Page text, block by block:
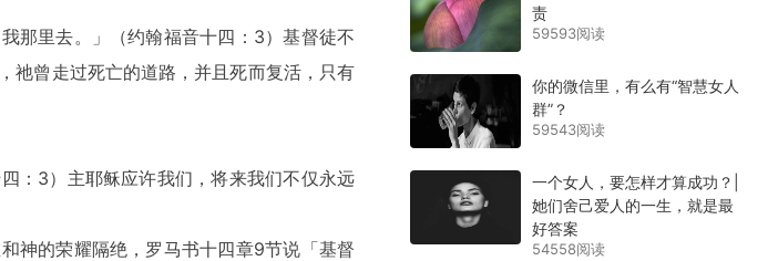
那里去。」（约翰福音十四：3）基督徒不
祂曾走过死亡的道路，并且死而复活，只有
：3）主耶稣应许我们，将来我们不仅永远
神的荣耀隔绝，罗马书十四章9节说「基督
责
59593阅读
你的微信里，有么有“智慧女人
群”？
59543阅读
一个女人，要怎样才算成功？|
她们舍己爱人的一生，就是最
好答案
54558阅读